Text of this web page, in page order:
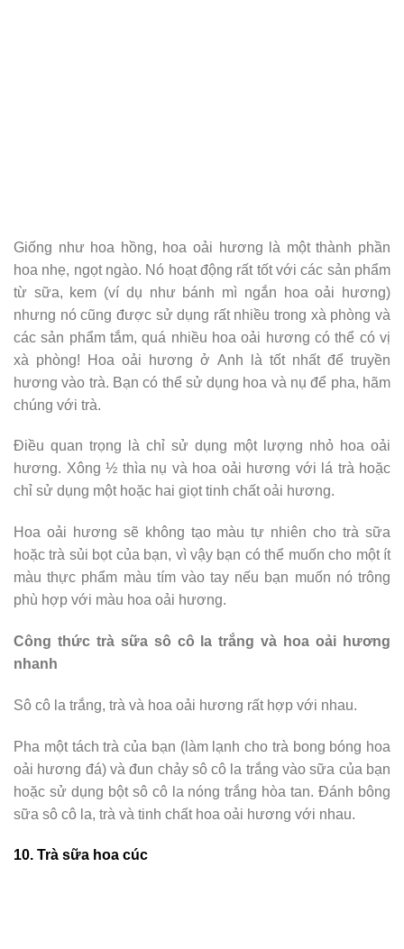
Giống như hoa hồng, hoa oải hương là một thành phần
hoa nhẹ, ngọt ngào. Nó hoạt động rất tốt với các sản phẩm
từ sữa, kem (ví dụ như bánh mì ngắn hoa oải hương)
nhưng nó cũng được sử dụng rất nhiều trong xà phòng và
các sản phẩm tắm, quá nhiều hoa oải hương có thể có vị
xà phòng! Hoa oải hương ở Anh là tốt nhất để truyền
hương vào trà. Bạn có thể sử dụng hoa và nụ để pha, hãm
chúng với trà.
Điều quan trọng là chỉ sử dụng một lượng nhỏ hoa oải
hương. Xông ½ thìa nụ và hoa oải hương với lá trà hoặc
chỉ sử dụng một hoặc hai giọt tinh chất oải hương.
Hoa oải hương sẽ không tạo màu tự nhiên cho trà sữa
hoặc trà sủi bọt của bạn, vì vậy bạn có thể muốn cho một ít
màu thực phẩm màu tím vào tay nếu bạn muốn nó trông
phù hợp với màu hoa oải hương.
Công thức trà sữa sô cô la trắng và hoa oải hương
nhanh
Sô cô la trắng, trà và hoa oải hương rất hợp với nhau.
Pha một tách trà của bạn (làm lạnh cho trà bong bóng hoa
oải hương đá) và đun chảy sô cô la trắng vào sữa của bạn
hoặc sử dụng bột sô cô la nóng trắng hòa tan. Đánh bông
sữa sô cô la, trà và tinh chất hoa oải hương với nhau.
10. Trà sữa hoa cúc